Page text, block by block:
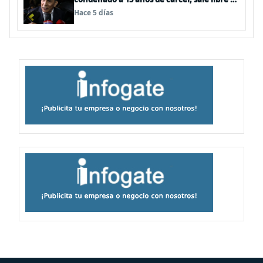
anularse su caso
Hace 5 días